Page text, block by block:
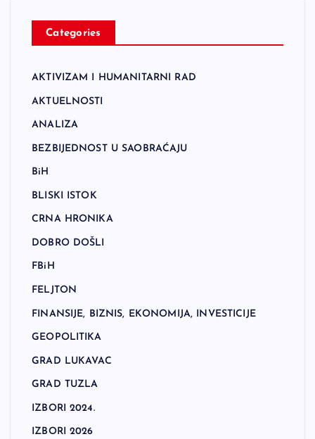
Categories
AKTIVIZAM I HUMANITARNI RAD
AKTUELNOSTI
ANALIZA
BEZBIJEDNOST U SAOBRAĆAJU
BiH
BLISKI ISTOK
CRNA HRONIKA
DOBRO DOŠLI
FBiH
FELJTON
FINANSIJE, BIZNIS, EKONOMIJA, INVESTICIJE
GEOPOLITIKA
GRAD LUKAVAC
GRAD TUZLA
IZBORI 2024.
IZBORI 2026